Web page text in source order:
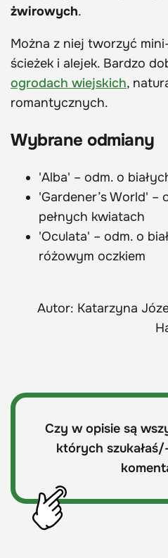
żwirowych.
Można z niej tworzyć
ścieżek i alejek. Bardzo
ogrodach wiejskich,
romantycznych.
Wybrane odmiany
'Alba' – odm. o
'Gardener’s World' –
pełnych kwiatach
'Oculata' – odm. o
różowym oczkiem
Autor: Katarzyna
Czy w opisie są
których